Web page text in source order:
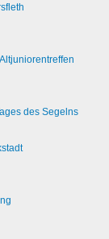
des Segelns